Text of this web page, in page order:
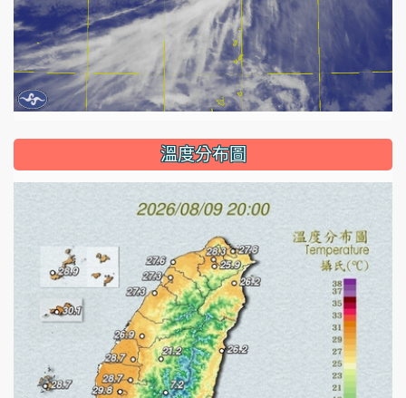
溫度分布圖